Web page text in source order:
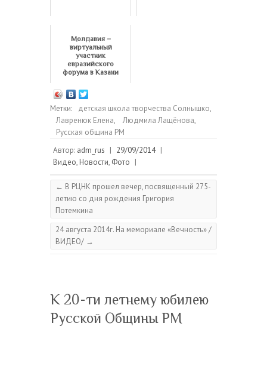
Молдавия –
виртуальный
участник
евразийского
форума в Казани
Метки: детская школа творчества Солнышко,
Лавренюк Елена, Людмила Лащёнова,
Русская община РМ
Автор: adm_rus | 29/09/2014 |
Видео, Новости, Фото |
← В РЦНК прошел вечер, посвященный 275-
летию со дня рождения Григория
Потемкина
24 августа 2014г. На мемориале «Вечность» /
ВИДЕО/ →
К 20-ти летнему юбилею
Русской Общины РМ